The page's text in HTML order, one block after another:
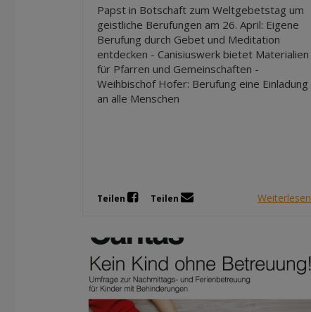
Papst in Botschaft zum Weltgebetstag um
geistliche Berufungen am 26. April: Eigene
Berufung durch Gebet und Meditation
entdecken - Canisiuswerk bietet Materialien
für Pfarren und Gemeinschaften -
Weihbischof Hofer: Berufung eine Einladung
an alle Menschen
Teilen Teilen Weiterlesen